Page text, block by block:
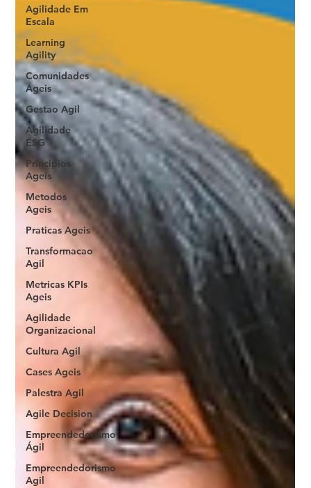
Agilidade Em
Escala
Learning
Agility
Comunidades
Ageis
Gestao Agil
Agilidade
ESG
Principios
Ageis
Metodos
Ageis
Praticas Ageis
Transformacao
Agil
Metricas KPIs
Ageis
Agilidade
Organizacional
Cultura Agil
Cases Ageis
Palestra Agil
Agile Decision
Empreendedorismo
Ágil
Empreendedorismo
Agil